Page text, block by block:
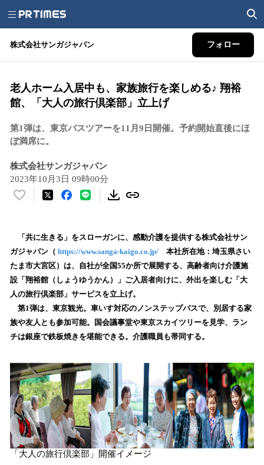
株式会社サンガジャパン フォロー
老人ホーム入居中も、家族旅行を楽しめる♪ 翔裕
館、「大人の旅行倶楽部」立上げ
第1弾は、東京バスツアーを11月9日開催。予約開始直後にほ
ぼ満席に。
株式会社サンガジャパン
2023年10月3日 09時00分
い
！
数
を
読
み
込
み
中
で
「共に生きる」をスローガンに、感動介護を提供する株式会社サン
ガジャパン（ https://www.sanga-kaigo.co.jp/ 本社所在地：埼玉県さい
たま市大宮区）は、自社が全国55か所で展開する、高齢者向け介護施
設「翔裕館（しょうゆうかん）」ご入居者向けに、外出を楽しむ「大
人の旅行倶楽部」サービスを立上げ。
第1弾は、東京観光。車いす対応のノンステップバスで、別居する家
族や友人とも参加可能。国会議事堂や東京スカイツリーを見学、ラン
チは銀座で鉄板焼きを堪能できる。介護職員も帯同する。
「大人の旅行倶楽部」開催イメージ